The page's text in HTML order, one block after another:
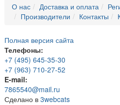
О нас Доставка и оплата
Производители
Контакты
Полная версия сайта
Телефоны:
+7 (495) 645-35-30
+7 (963) 710-27-52
E-mail:
7865540@mail.ru
Сделано в 3webcats